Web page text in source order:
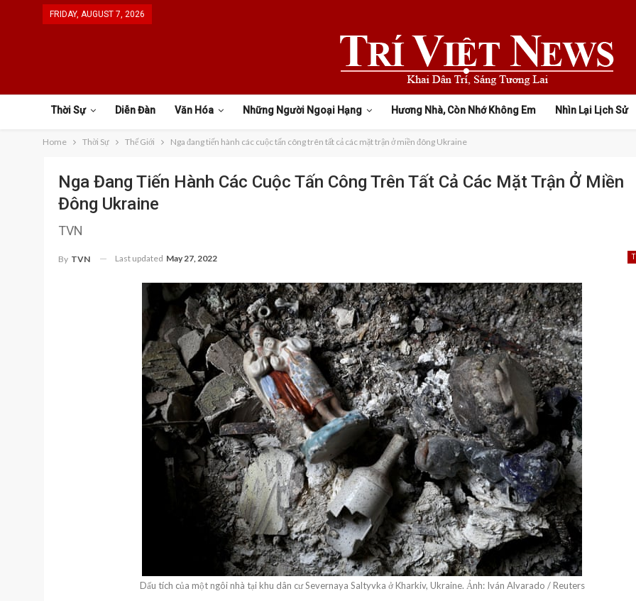
FRIDAY, AUGUST 7, 2026
Thời Sự Diễn Đàn Văn Hóa Những Người Ngoại Hạng Hương Nhà, Còn Nhớ Không Em Nhìn Lại Lịch Sử
Home Thời Sự Thế Giới Nga đang tiến hành các cuộc tấn công trên tất cả các mặt trận ở miền đông Ukraine
Nga Đang Tiến Hành Các Cuộc Tấn Công Trên Tất Cả Các Mặt Trận Ở Miền
Đông Ukraine
TVN
By TVN Last updated May 27, 2022
Dấu tích của một ngôi nhà tại khu dân cư Severnaya Saltyvka ở Kharkiv, Ukraine. Ảnh: Iván Alvarado / Reuters